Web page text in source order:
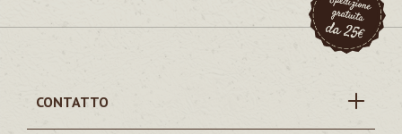
CONTATTO